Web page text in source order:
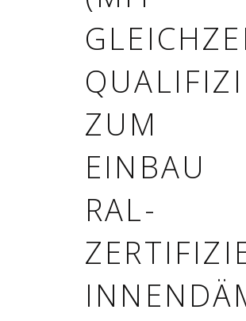
ZUM
EINBAU
RAL-